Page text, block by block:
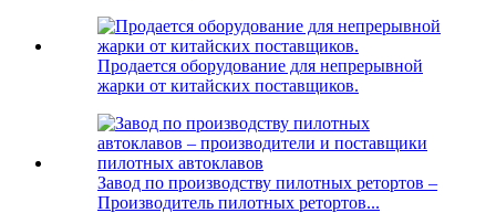
Продается оборудование для непрерывной
жарки от китайских поставщиков.
Завод по производству пилотных ретортов –
Производитель пилотных ретортов...